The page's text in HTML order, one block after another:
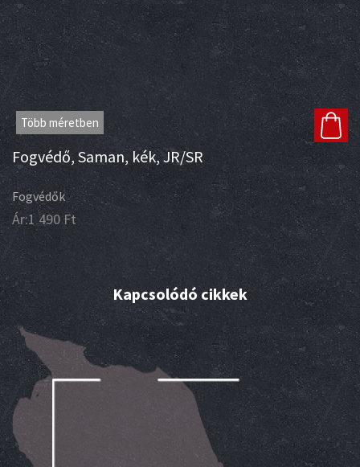
Több méretben
Fogvédő, Saman, kék, JR/SR
Fogvédők
Ár:1 490Ft
Kapcsolódó cikkek